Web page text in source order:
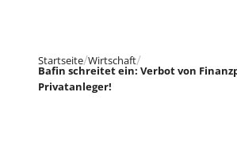
Startseite Wirtschaft
Bafin schreitet ein: Verbot von
Privatanleger!